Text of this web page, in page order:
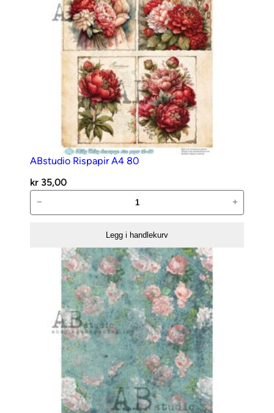
ABstudio Rispapir A4 80
kr 35,00
Rispapir
− +
Legg i handlekurv